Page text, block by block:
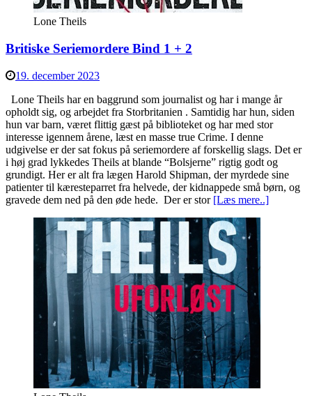
Lone Theils
Britiske Seriemordere Bind 1 + 2
19. december 2023
Lone Theils har en baggrund som journalist og har i mange år
opholdt sig, og arbejdet fra Storbritanien . Samtidig har hun, siden
hun var barn, været flittig gæst på biblioteket og har med stor
interesse igennem årene, læst en masse true Crime. I denne
udgivelse er der sat fokus på seriemordere af forskellig slags. Det er
i høj grad lykkedes Theils at blande “Bolsjerne” rigtig godt og
grundigt. Her er alt fra lægen Harold Shipman, der myrdede sine
patienter til kæresteparret fra helvede, der kidnappede små børn, og
gravede dem ned på den øde hede. Der er stor [Læs mere..]